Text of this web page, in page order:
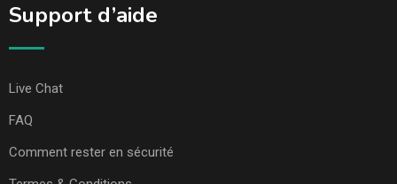
Support d’aide
Live Chat
FAQ
Comment rester en sécurité